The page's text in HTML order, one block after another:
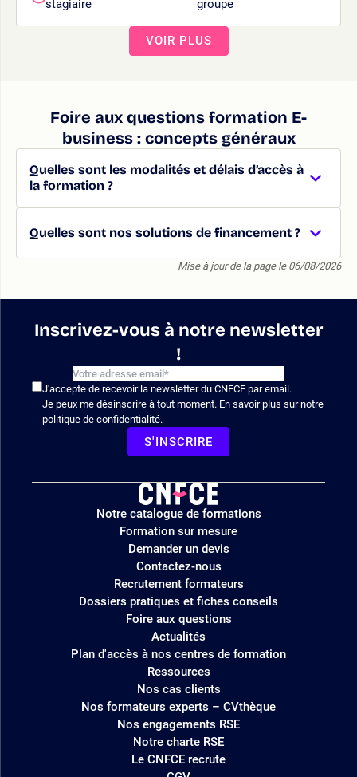
stagiaire
groupe
VOIR PLUS
Foire aux questions formation E-
business : concepts généraux
Quelles sont les modalités et délais d’accès à
la formation ?
Quelles sont nos solutions de financement ?
Mise à jour de la page le 06/08/2026
Inscrivez-vous à notre newsletter
!
J'accepte de recevoir la newsletter du CNFCE par email.
Je peux me désinscrire à tout moment. En savoir plus sur notre
politique de confidentialité.
S'INSCRIRE
Logo
site
Notre catalogue de formations
Formation sur mesure
Demander un devis
Contactez-nous
Recrutement formateurs
Dossiers pratiques et fiches conseils
Foire aux questions
Actualités
Plan d'accès à nos centres de formation
Ressources
Nos cas clients
Nos formateurs experts – CVthèque
Nos engagements RSE
Notre charte RSE
Le CNFCE recrute